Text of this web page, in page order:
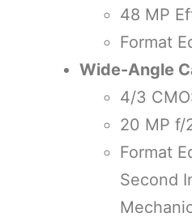
48 MP
Format
Wide-Angle
4/3
20 MP f/
Format
Second